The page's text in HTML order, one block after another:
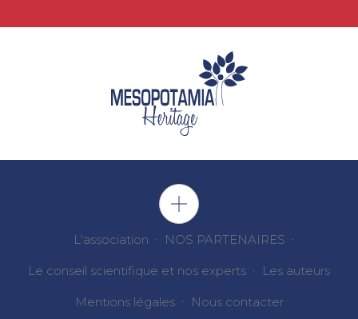
L'association NOS PARTENAIRES
Le conseil scientifique et nos experts Les auteurs
Mentions légales Nous contacter